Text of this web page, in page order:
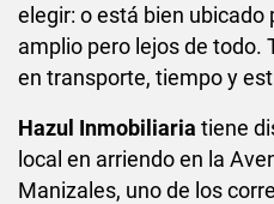
elegir: o está bien ubicado
amplio pero lejos de todo.
en transporte, tiempo y
Hazul Inmobiliaria tiene
local en arriendo en la
Manizales, uno de los